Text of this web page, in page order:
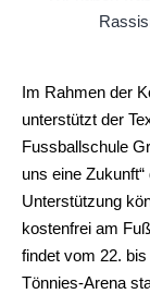
Im Rahmen der
unterstützt der
Fussballschule
uns eine
Unterstützung
kostenfrei am
findet vom 22.
Tönnies-Arena